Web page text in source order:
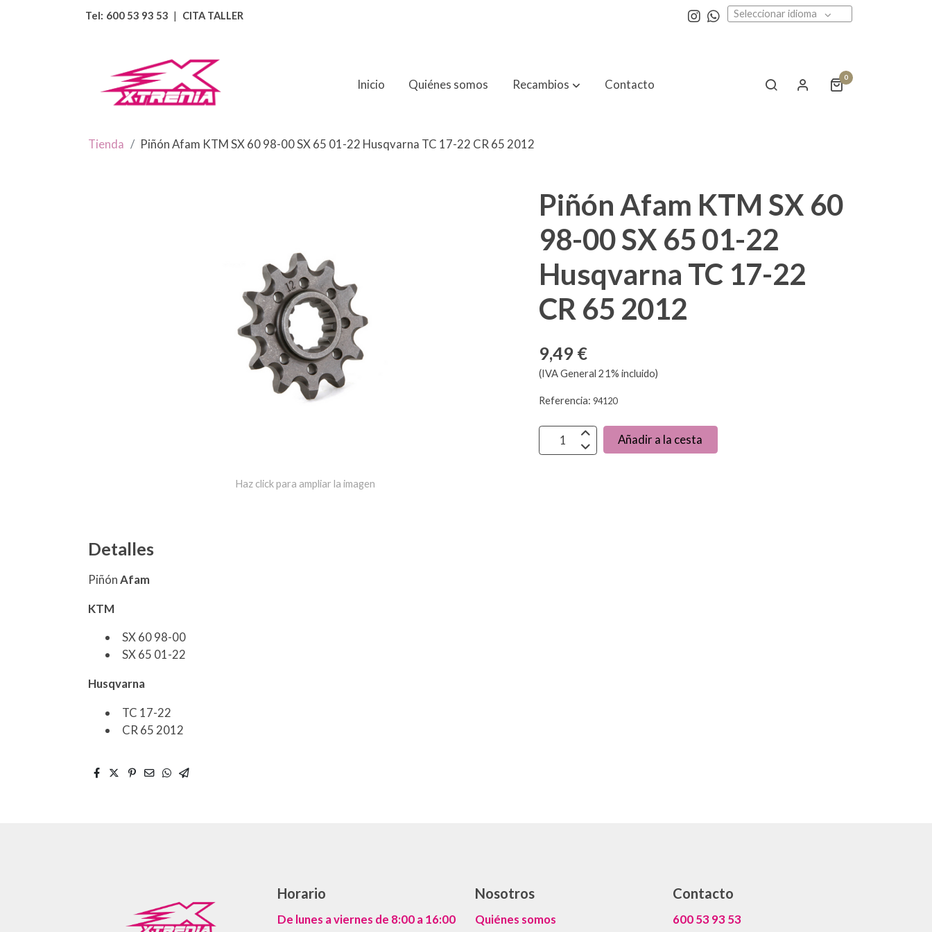
Tel: 600 53 93 53 | CITA TALLER Seleccionar idioma
Inicio Quiénes somos Recambios Contacto 0
Tienda Piñón Afam KTM SX 60 98-00 SX 65 01-22 Husqvarna TC 17-22 CR 65 2012
Haz click para ampliar la imagen
Detalles
PiñónAfam
KTM
SX 60 98-00
SX 65 01-22
Husqvarna
TC 17-22
CR 65 2012
Piñón Afam KTM SX 60
98-00 SX 65 01-22
Husqvarna TC 17-22
CR 65 2012
9,49 €
(IVA General 21% incluido)
Referencia: 94120
Añadir a la cesta
Horario
De lunes a viernes de 8:00 a 16:00
Nosotros
Quiénes somos
Contacto
600 53 93 53